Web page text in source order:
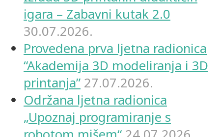
igara – Zabavni kutak 2.0
30.07.2026.
Provedena prva ljetna radionica
“Akademija 3D modeliranja i 3D
printanja” 27.07.2026.
Održana ljetna radionica
„Upoznaj programiranje s